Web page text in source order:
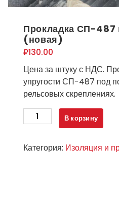
Прокладка СП-487
(новая)
₽130.00
Цена за штуку с НДС.
упругости СП-487 под
рельсовых скреплениях.
Количество
товара
СП-487
В корзину
Категория: Изоляция и